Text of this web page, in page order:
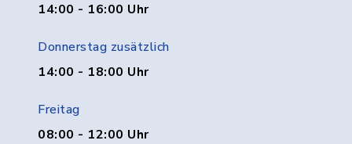
14:00 - 16:00 Uhr
Donnerstag zusätzlich
14:00 - 18:00 Uhr
Freitag
08:00 - 12:00 Uhr